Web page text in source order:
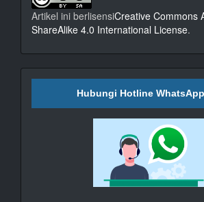
Artikel ini berlisensiCreative Commons
ShareAlike 4.0 International License.
Hubungi Hotline